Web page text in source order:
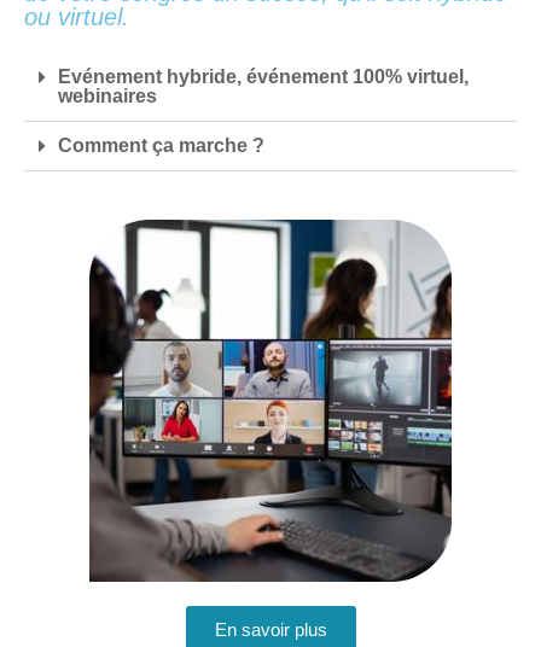
ou virtuel.
Evénement hybride, événement 100% virtuel,
webinaires
Comment ça marche ?
En savoir plus